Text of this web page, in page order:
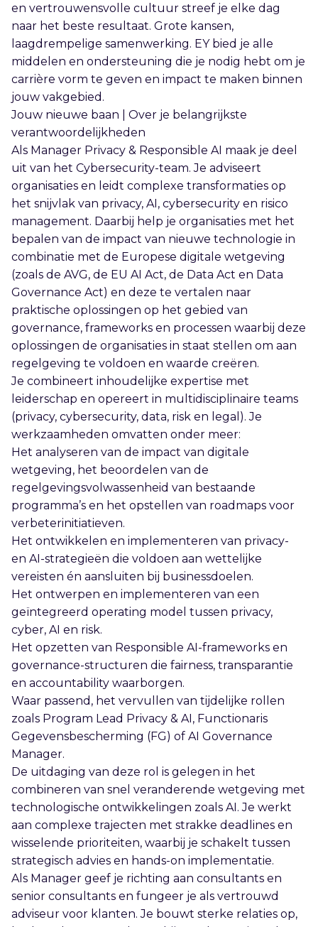
en vertrouwensvolle cultuur streef je elke dag
naar het beste resultaat. Grote kansen,
laagdrempelige samenwerking. EY bied je alle
middelen en ondersteuning die je nodig hebt om je
carrière vorm te geven en impact te maken binnen
jouw vakgebied.
Jouw nieuwe baan | Over je belangrijkste
verantwoordelijkheden
Als Manager Privacy & Responsible AI maak je deel
uit van het Cybersecurity-team. Je adviseert
organisaties en leidt complexe transformaties op
het snijvlak van privacy, AI, cybersecurity en risico
management. Daarbij help je organisaties met het
bepalen van de impact van nieuwe technologie in
combinatie met de Europese digitale wetgeving
(zoals de AVG, de EU AI Act, de Data Act en Data
Governance Act) en deze te vertalen naar
praktische oplossingen op het gebied van
governance, frameworks en processen waarbij deze
oplossingen de organisaties in staat stellen om aan
regelgeving te voldoen en waarde creëren.
Je combineert inhoudelijke expertise met
leiderschap en opereert in multidisciplinaire teams
(privacy, cybersecurity, data, risk en legal). Je
werkzaamheden omvatten onder meer:
Het analyseren van de impact van digitale
wetgeving, het beoordelen van de
regelgevingsvolwassenheid van bestaande
programma’s en het opstellen van roadmaps voor
verbeterinitiatieven.
Het ontwikkelen en implementeren van privacy-
en AI-strategieën die voldoen aan wettelijke
vereisten én aansluiten bij businessdoelen.
Het ontwerpen en implementeren van een
geïntegreerd operating model tussen privacy,
cyber, AI en risk.
Het opzetten van Responsible AI-frameworks en
governance-structuren die fairness, transparantie
en accountability waarborgen.
Waar passend, het vervullen van tijdelijke rollen
zoals Program Lead Privacy & AI, Functionaris
Gegevensbescherming (FG) of AI Governance
Manager.
De uitdaging van deze rol is gelegen in het
combineren van snel veranderende wetgeving met
technologische ontwikkelingen zoals AI. Je werkt
aan complexe trajecten met strakke deadlines en
wisselende prioriteiten, waarbij je schakelt tussen
strategisch advies en hands-on implementatie.
Als Manager geef je richting aan consultants en
senior consultants en fungeer je als vertrouwd
adviseur voor klanten. Je bouwt sterke relaties op,